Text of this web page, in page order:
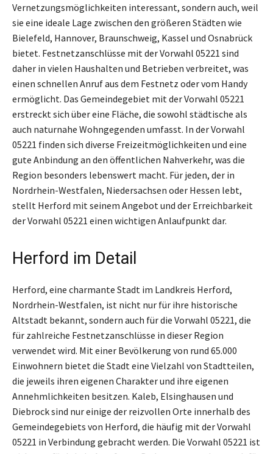
Vernetzungsmöglichkeiten interessant, sondern auch, weil
sie eine ideale Lage zwischen den größeren Städten wie
Bielefeld, Hannover, Braunschweig, Kassel und Osnabrück
bietet. Festnetzanschlüsse mit der Vorwahl 05221 sind
daher in vielen Haushalten und Betrieben verbreitet, was
einen schnellen Anruf aus dem Festnetz oder vom Handy
ermöglicht. Das Gemeindegebiet mit der Vorwahl 05221
erstreckt sich über eine Fläche, die sowohl städtische als
auch naturnahe Wohngegenden umfasst. In der Vorwahl
05221 finden sich diverse Freizeitmöglichkeiten und eine
gute Anbindung an den öffentlichen Nahverkehr, was die
Region besonders lebenswert macht. Für jeden, der in
Nordrhein-Westfalen, Niedersachsen oder Hessen lebt,
stellt Herford mit seinem Angebot und der Erreichbarkeit
der Vorwahl 05221 einen wichtigen Anlaufpunkt dar.
Herford im Detail
Herford, eine charmante Stadt im Landkreis Herford,
Nordrhein-Westfalen, ist nicht nur für ihre historische
Altstadt bekannt, sondern auch für die Vorwahl 05221, die
für zahlreiche Festnetzanschlüsse in dieser Region
verwendet wird. Mit einer Bevölkerung von rund 65.000
Einwohnern bietet die Stadt eine Vielzahl von Stadtteilen,
die jeweils ihren eigenen Charakter und ihre eigenen
Annehmlichkeiten besitzen. Kaleb, Elsinghausen und
Diebrock sind nur einige der reizvollen Orte innerhalb des
Gemeindegebiets von Herford, die häufig mit der Vorwahl
05221 in Verbindung gebracht werden. Die Vorwahl 05221 ist